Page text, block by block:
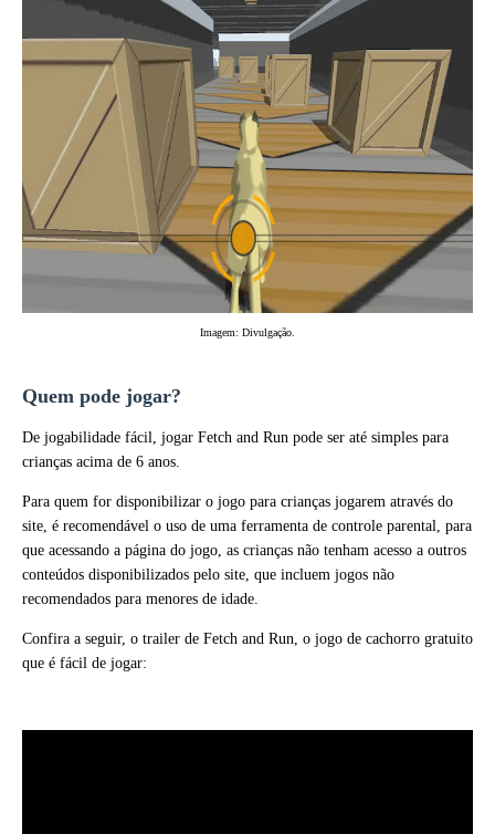
Imagem: Divulgação.
Quem pode jogar?
De jogabilidade fácil, jogar Fetch and Run pode ser até simples para
crianças acima de 6 anos.
Para quem for disponibilizar o jogo para crianças jogarem através do
site, é recomendável o uso de uma ferramenta de controle parental, para
que acessando a página do jogo, as crianças não tenham acesso a outros
conteúdos disponibilizados pelo site, que incluem jogos não
recomendados para menores de idade.
Confira a seguir, o trailer de Fetch and Run, o jogo de cachorro gratuito
que é fácil de jogar: